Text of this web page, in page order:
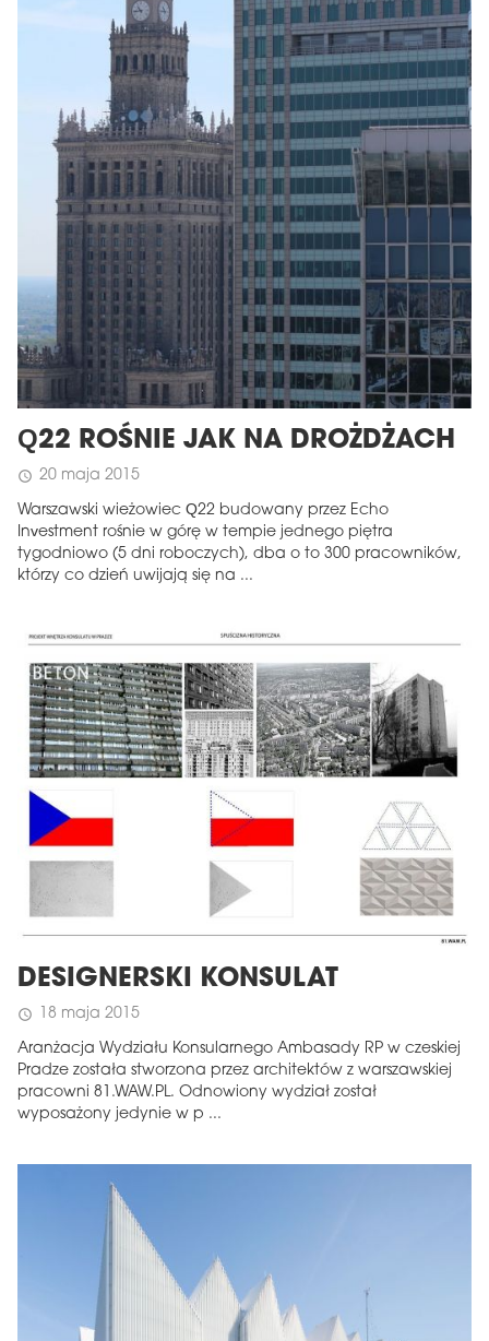
Q22 ROŚNIE JAK NA DROŻDŻACH
schedule 20 maja 2015
Warszawski wieżowiec Q22 budowany przez Echo
Investment rośnie w górę w tempie jednego piętra
tygodniowo (5 dni roboczych), dba o to 300 pracowników,
którzy co dzień uwijają się na ...
DESIGNERSKI KONSULAT
schedule 18 maja 2015
Aranżacja Wydziału Konsularnego Ambasady RP w czeskiej
Pradze została stworzona przez architektów z warszawskiej
pracowni 81.WAW.PL. Odnowiony wydział został
wyposażony jedynie w p ...